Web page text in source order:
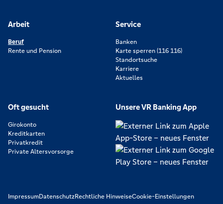
Arbeit
Beruf
Rente und Pension
Service
Banken
Karte sperren (116 116)
Standortsuche
Karriere
Aktuelles
Oft gesucht
Girokonto
Kreditkarten
Privatkredit
Private Altersvorsorge
Unsere VR Banking App
ImpressumDatenschutzRechtliche HinweiseCookie-Einstellungen